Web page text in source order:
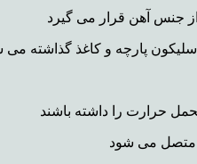
از جنس آهن قرار می گیرد
پارچه و کاغذ گذاشته می
حرارت را داشته باشند
متصل می شود